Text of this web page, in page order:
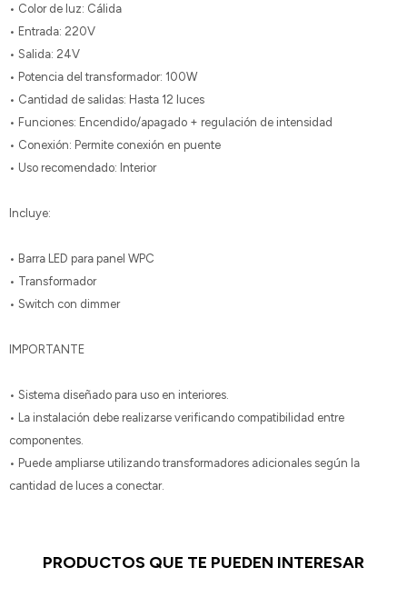
• Color de luz: Cálida
• Entrada: 220V
• Salida: 24V
• Potencia del transformador: 100W
• Cantidad de salidas: Hasta 12 luces
• Funciones: Encendido/apagado + regulación de intensidad
• Conexión: Permite conexión en puente
• Uso recomendado: Interior
Incluye:
• Barra LED para panel WPC
• Transformador
• Switch con dimmer
IMPORTANTE
• Sistema diseñado para uso en interiores.
• La instalación debe realizarse verificando compatibilidad entre
componentes.
• Puede ampliarse utilizando transformadores adicionales según la
cantidad de luces a conectar.
PRODUCTOS QUE TE PUEDEN INTERESAR